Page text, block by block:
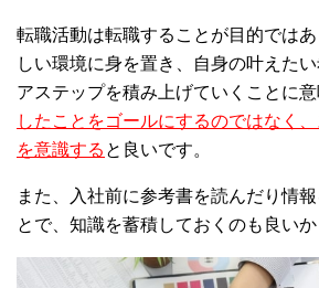
転職活動は転職することが目的では
しい環境に身を置き、自身の叶えた
アステップを積み上げていくことに意
したことをゴールにするのではなく
を意識する と良いです。
また、入社前に参考書を読んだり情
とで、知識を蓄積しておくのも良いか